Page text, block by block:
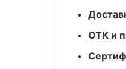
ОТК и